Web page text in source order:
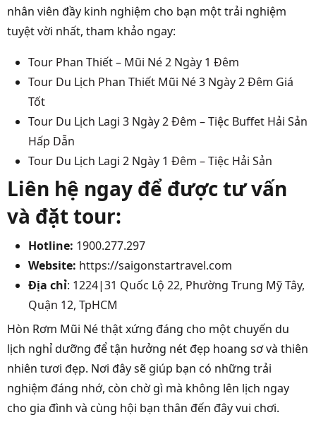
nhân viên đầy kinh nghiệm cho bạn một trải nghiệm
tuyệt vời nhất, tham khảo ngay:
Tour Phan Thiết – Mũi Né 2 Ngày 1 Đêm
Tour Du Lịch Phan Thiết Mũi Né 3 Ngày 2 Đêm Giá
Tốt
Tour Du Lịch Lagi 3 Ngày 2 Đêm – Tiệc Buffet Hải Sản
Hấp Dẫn
Tour Du Lịch Lagi 2 Ngày 1 Đêm – Tiệc Hải Sản
Liên hệ ngay để được tư vấn
và đặt tour:
Hotline: 1900.277.297
Website: https://saigonstartravel.com
Địa chỉ: 1224|31 Quốc Lộ 22, Phường Trung Mỹ Tây,
Quận 12, TpHCM
Hòn Rơm Mũi Né thật xứng đáng cho một chuyến du
lịch nghỉ dưỡng để tận hưởng nét đẹp hoang sơ và thiên
nhiên tươi đẹp. Nơi đây sẽ giúp bạn có những trải
nghiệm đáng nhớ, còn chờ gì mà không lên lịch ngay
cho gia đình và cùng hội bạn thân đến đây vui chơi.